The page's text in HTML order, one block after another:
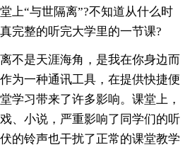
上“与世隔离”?不知道从什么时
完整的听完大学里的一节课?
不是天涯海角，是我在你身边而
为一种通讯工具，在提供快捷便
学习带来了许多影响。课堂上，
、小说，严重影响了同学们的听
的铃声也干扰了正常的课堂教学